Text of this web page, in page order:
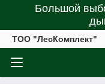
Большой
ТОО "ЛесКомплект"